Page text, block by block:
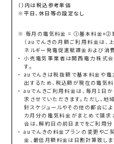
（）内は税込参考単価
※平日、休日等の設定なし
※ 毎月の電気料金 = ①基本料金+②
（auでんきの月額ご利用料金は、
ネルギー発電促進賦課金および消
・ 小売電気事業者は関西電力株式会
す。
・ auでんきは税抜額で基本料金や
出するため、税込額が現在の電気
・ auでんきご利用料金は、毎月1日
求させていただきます。ただし、
針スケジュールやその他の都合に
カ月分の電気料金がまとめて請求
合は、解約日の前日までをご利用分
・ auでんきの料金プランの変更やご
金、最低月額料金は日割計算致しま